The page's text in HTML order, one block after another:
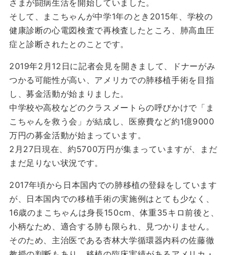
さまが闘病生活を開始していました。
そして、まこちゃんが中学1年のとき2015年、学校の
健康診断の心電図検査で再検査したところ、肺高血圧
症と診断されたとのことです。
2019年2月12日に記者会見を開きまして、ドナーがみ
つかる可能性が高い、アメリカでの肺移植手術を目指
し、募金活動が始まりました。
中学校や高校などのクラスメートらの呼びかけで「ま
こちゃんを救う会」が結成し、医療費など約1億9000
万円の募金活動が始まっています。
2月27日現在、約5700万円が集まっていますが、まだ
まだ足りない状況です。
2017年頃から日本国内での肺移植の登録をしています
が、日本国内での移植手術の実施例はとても少なく、
16歳のまこちゃんは身長150cm、体重35キロ前後と、
小柄なため、適合する肺も限られ、見つかりません。
そのため、主治医である杏林大学循環器内科の佐藤徹